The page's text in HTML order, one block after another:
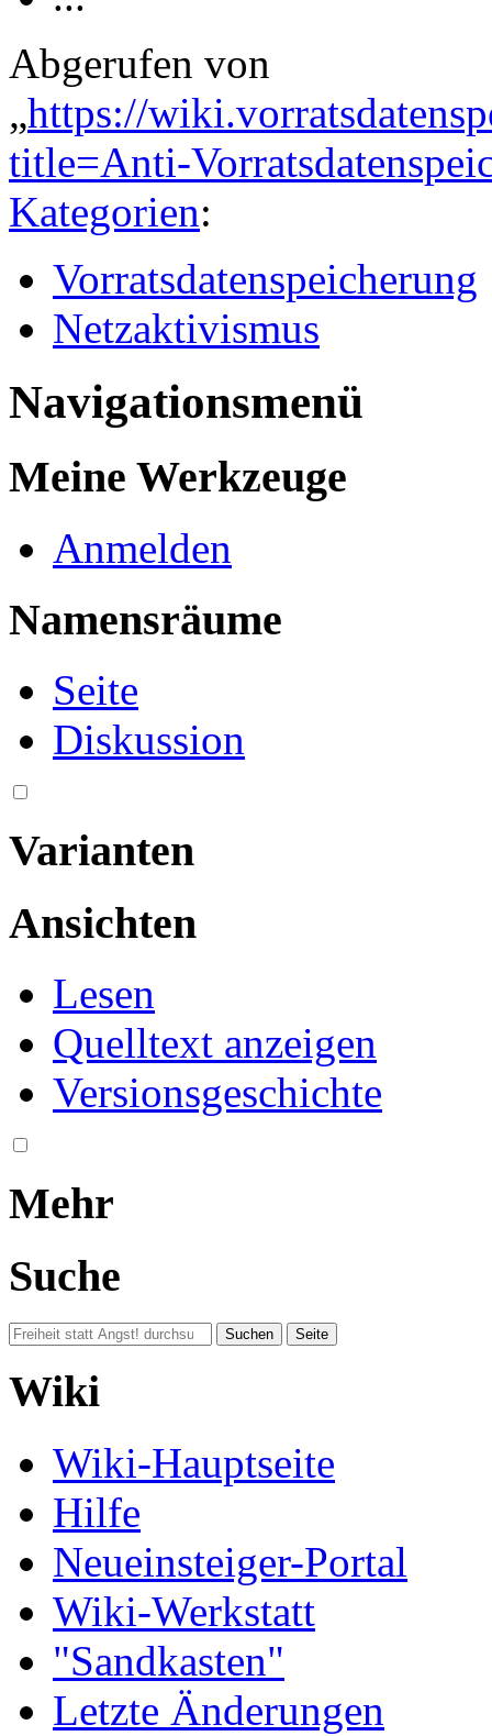
Abgerufen von
„https://
title=Anti-
Kategorien:
Vorratsdatenspeicherung
Netzaktivismus
Navigationsmenü
Meine Werkzeuge
Anmelden
Namensräume
Seite
Diskussion
Varianten
Ansichten
Lesen
Quelltext anzeigen
Versionsgeschichte
Mehr
Suche
Wiki
Wiki-Hauptseite
Hilfe
Neueinsteiger-Portal
Wiki-Werkstatt
"Sandkasten"
Letzte Änderungen